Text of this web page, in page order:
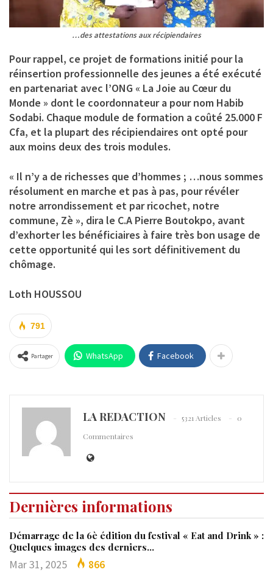
…des attestations aux récipiendaires
Pour rappel, ce projet de formations initié pour la
réinsertion professionnelle des jeunes a été exécuté
en partenariat avec l’ONG « La Joie au Cœur du
Monde » dont le coordonnateur a pour nom Habib
Sodabi. Chaque module de formation a coûté 25.000 F
Cfa, et la plupart des récipiendaires ont opté pour
aux moins deux des trois modules.
« Il n’y a de richesses que d’hommes ; …nous sommes
résolument en marche et pas à pas, pour révéler
notre arrondissement et par ricochet, notre
commune, Zè », dira le C.A Pierre Boutokpo, avant
d’exhorter les bénéficiaires à faire très bon usage de
cette opportunité qui les sort définitivement du
chômage.
Loth HOUSSOU
791
Partager WhatsApp Facebook
LA REDACTION 5321 Articles
0
Commentaires
Dernières informations
Démarrage de la 6è édition du festival « Eat and Drink » :
Quelques images des derniers…
Mar 31, 2025 866